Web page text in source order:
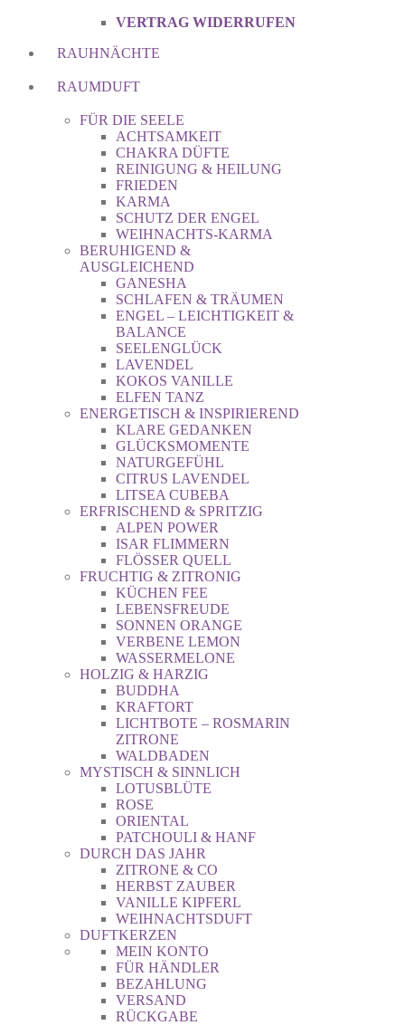
VERTRAG WIDERRUFEN
RAUHNÄCHTE
RAUMDUFT
FÜR DIE SEELE
ACHTSAMKEIT
CHAKRA DÜFTE
REINIGUNG & HEILUNG
FRIEDEN
KARMA
SCHUTZ DER ENGEL
WEIHNACHTS-KARMA
BERUHIGEND &
AUSGLEICHEND
GANESHA
SCHLAFEN & TRÄUMEN
ENGEL – LEICHTIGKEIT &
BALANCE
SEELENGLÜCK
LAVENDEL
KOKOS VANILLE
ELFEN TANZ
ENERGETISCH & INSPIRIEREND
KLARE GEDANKEN
GLÜCKSMOMENTE
NATURGEFÜHL
CITRUS LAVENDEL
LITSEA CUBEBA
ERFRISCHEND & SPRITZIG
ALPEN POWER
ISAR FLIMMERN
FLÖSSER QUELL
FRUCHTIG & ZITRONIG
KÜCHEN FEE
LEBENSFREUDE
SONNEN ORANGE
VERBENE LEMON
WASSERMELONE
HOLZIG & HARZIG
BUDDHA
KRAFTORT
LICHTBOTE – ROSMARIN
ZITRONE
WALDBADEN
MYSTISCH & SINNLICH
LOTUSBLÜTE
ROSE
ORIENTAL
PATCHOULI & HANF
DURCH DAS JAHR
ZITRONE & CO
HERBST ZAUBER
VANILLE KIPFERL
WEIHNACHTSDUFT
DUFTKERZEN
MEIN KONTO
FÜR HÄNDLER
BEZAHLUNG
VERSAND
RÜCKGABE